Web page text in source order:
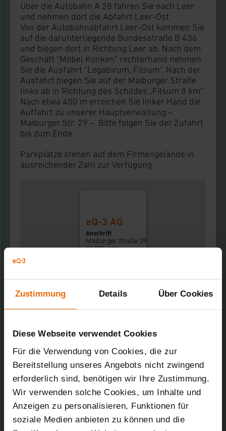
Zustimmung Details Über Cookies
Diese Webseite verwendet Cookies
Für die Verwendung von Cookies, die zur
Bereitstellung unseres Angebots nicht zwingend
erforderlich sind, benötigen wir Ihre Zustimmung.
Wir verwenden solche Cookies, um Inhalte und
Anzeigen zu personalisieren, Funktionen für
soziale Medien anbieten zu können und die
Über die Autobahn A 28 fahren Sie nach Leer
und nehmen dort die Abfahrt Leer-Ost.
Von der Autobahnabfahrt Leer-Ost kommen Sie
auf die darunterliegende Bundesstraße B 436
und biegen dort in Richtung Leer ab. Nach dem
Geschäft "Möbel Konken" rechterhand nehmen
Sie die Ausfahrt "Logabirum, Filsum". Nach der
Ausfahrt biegen Sie auf der Maiburger Straße
links ab in Richtung des Schildes „Filsum 8 km“.
Nach etwa 400 m erreichen Sie linker Hand die
Auffahrt zu unserer Hauptverwaltung –
Maiburger Str. 29 –. Bitte folgen Sie der Zufahrt
bis zum Ende.
Parkplätze stehen auf dem Firmengelände in
ausreichender Zahl zur Verfügung.
eQ-3 AG
Anschrift
Maiburger Straße 29
26789 Leer
Mit der Bahn
Gerne können Sie auch mit der Bahn anreisen.